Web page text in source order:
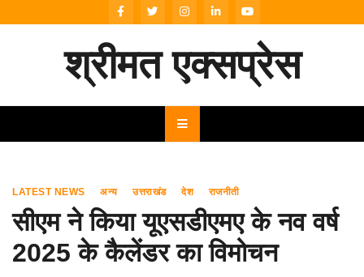
to
श्रीमत एक्सप्रेस
LATEST NEWS अन्य उत्तराखंड देश राजनीती
सीएम ने किया यूएसडीएमए के नव वर्ष
2025 के कैलेंडर का विमोचन